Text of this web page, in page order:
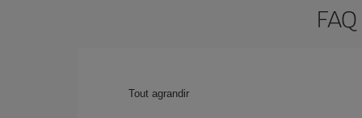
Tout agrandir